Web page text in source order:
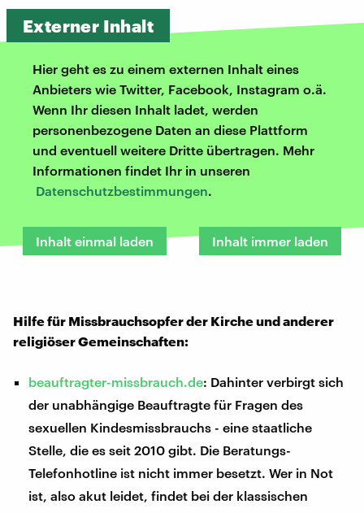
Externer Inhalt
Hier geht es zu einem externen Inhalt eines
Anbieters wie Twitter, Facebook, Instagram o.ä.
Wenn Ihr diesen Inhalt ladet, werden
personenbezogene Daten an diese Plattform
und eventuell weitere Dritte übertragen. Mehr
Informationen findet Ihr in unseren
Datenschutzbestimmungen.
Inhalt einmal laden Inhalt immer laden
Hilfe für Missbrauchsopfer der Kirche und anderer
religiöser Gemeinschaften:
beauftragter-missbrauch.de: Dahinter verbirgt sich
der unabhängige Beauftragte für Fragen des
sexuellen Kindesmissbrauchs - eine staatliche
Stelle, die es seit 2010 gibt. Die Beratungs-
Telefonhotline ist nicht immer besetzt. Wer in Not
ist, also akut leidet, findet bei der klassischen